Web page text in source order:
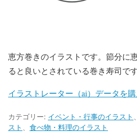
恵方巻きのイラストです。節分に
ると良いとされている巻き寿司です
イラストレーター（ai）データを購
カテゴリー: イベント・行事のイラスト
スト
食べ物・料理のイラスト